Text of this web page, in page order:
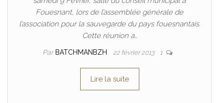
Fouesnant, lors de l’assemblée générale de
l’association pour la sauvegarde du pays fouesnantais.
Cette réunion a…
Par BATCHMANBZH 22 février 2013 1
Lire la suite